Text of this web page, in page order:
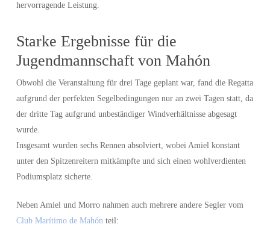
hervorragende Leistung.
Starke Ergebnisse für die
Jugendmannschaft von Mahón
Obwohl die Veranstaltung für drei Tage geplant war, fand die Regatta
aufgrund der perfekten Segelbedingungen nur an zwei Tagen statt, da
der dritte Tag aufgrund unbeständiger Windverhältnisse abgesagt
wurde.
Insgesamt wurden sechs Rennen absolviert, wobei Amiel konstant
unter den Spitzenreitern mitkämpfte und sich einen wohlverdienten
Podiumsplatz sicherte.
Neben Amiel und Morro nahmen auch mehrere andere Segler vom
Club Marítimo de Mahónteil: